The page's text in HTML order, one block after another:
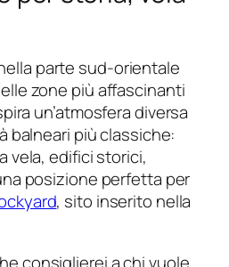
parte sud-orientale
zone più affascinanti
un’atmosfera diversa
balneari più classiche:
vela, edifici storici,
posizione perfetta per
, sito inserito nella